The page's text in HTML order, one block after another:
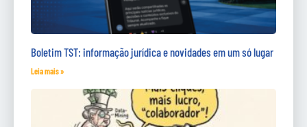
Boletim TST: informação jurídica e novidades em um só lugar
Leia mais »